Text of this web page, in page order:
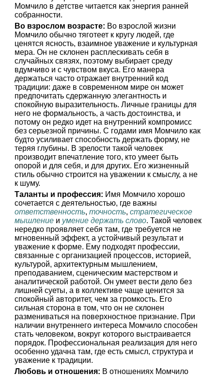
Момчило в детстве читается как энергия ранней
собранности.
Во взрослом возрасте: Во взрослой жизни
Момчило обычно тяготеет к кругу людей, где
ценятся ясность, взаимное уважение и культурная
мера. Он не склонен расплескивать себя в
случайных связях, поэтому выбирает среду
вдумчиво и с чувством вкуса. Его манера
держаться часто отражает внутренний код
традиции: даже в современном мире он может
предпочитать сдержанную элегантность и
спокойную выразительность. Личные границы для
него не формальность, а часть достоинства, и
потому он редко идет на внутренний компромисс
без серьезной причины. С годами имя Момчило как
будто усиливает способность держать форму, не
теряя глубины. В зрелости такой человек
производит впечатление того, кто умеет быть
опорой и для себя, и для других. Его жизненный
стиль обычно строится на уважении к смыслу, а не
к шуму.
Таланты и профессия: Имя Момчило хорошо
сочетается с деятельностью, где важны
ответственность, точность, стратегическое
мышление и умение держать слово. Такой человек
нередко проявляет себя там, где требуется не
мгновенный эффект, а устойчивый результат и
уважение к форме. Ему подходят профессии,
связанные с организацией процессов, историей,
культурой, архитектурным мышлением,
преподаванием, сценическим мастерством и
аналитической работой. Он умеет вести дело без
лишней суеты, а в коллективе чаще ценится за
спокойный авторитет, чем за громкость. Его
сильная сторона в том, что он не склонен
размениваться на поверхностное признание. При
наличии внутреннего интереса Момчило способен
стать человеком, вокруг которого выстраивается
порядок. Профессиональная реализация для него
особенно удачна там, где есть смысл, структура и
уважение к традиции.
Любовь и отношения: В отношениях Момчило